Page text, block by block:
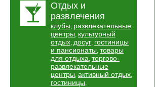
Отдых и
развлечения
клубы, развлекательные
центры, культурный
отдых, досуг, гостиницы
и пансионаты, товары
для отдыха, торгово-
развлекательные
центры, активный отдых,
гостиницы,